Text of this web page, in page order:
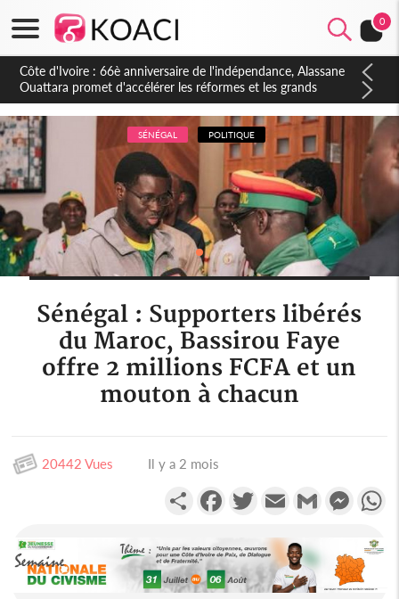
0
Côte d'Ivoire : À Abidjan, Amadou Oury Bah admire le modèle
ivoirien et veut s'en inspirer pour accélérer le développement
de la Guinée
SÉNÉGAL POLITIQUE
‎Sénégal : Supporters libérés
du Maroc, Bassirou Faye
offre 2 millions FCFA et un
mouton à chacun
20442 Vues Il y a 2 mois
PartagerFacebookTwitterEmail Gmail